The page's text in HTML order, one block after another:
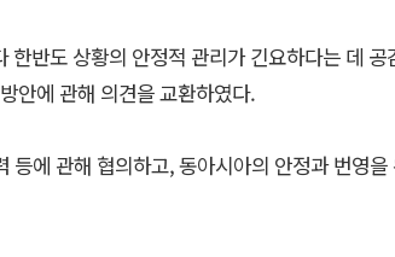
한반도 상황의 안정적 관리가 긴요하다는 데 공
안에 관해 의견을 교환하였다.
등에 관해 협의하고, 동아시아의 안정과 번영을